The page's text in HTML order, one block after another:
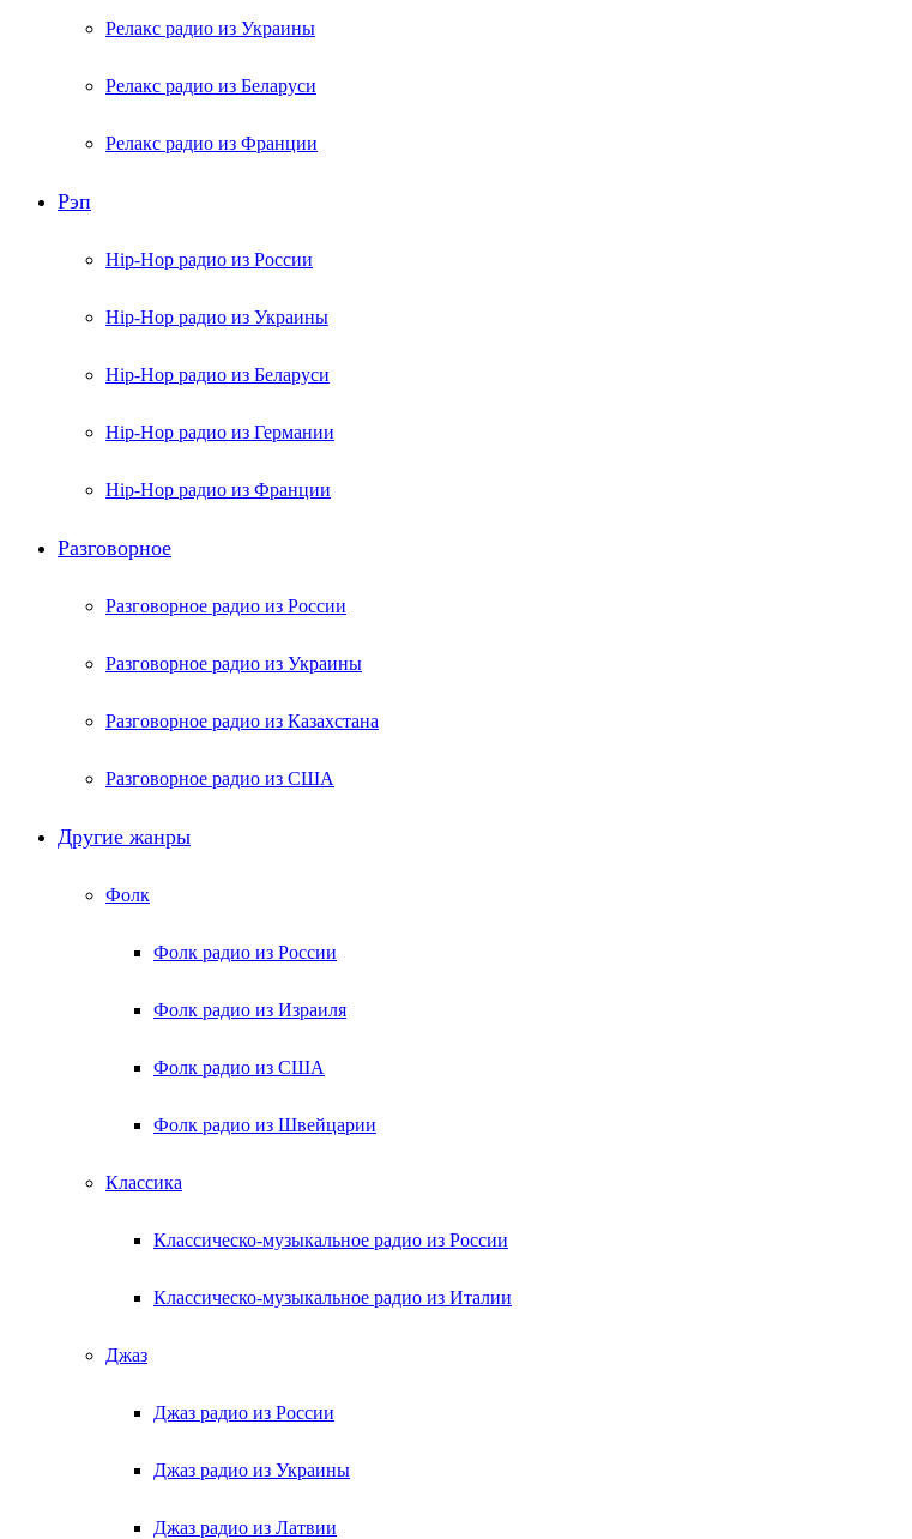
Релакс радио из Украины
Релакс радио из Беларуси
Релакс радио из Франции
Рэп
Hip-Hop радио из России
Hip-Hop радио из Украины
Hip-Hop радио из Беларуси
Hip-Hop радио из Германии
Hip-Hop радио из Франции
Разговорное
Разговорное радио из России
Разговорное радио из Украины
Разговорное радио из Казахстана
Разговорное радио из США
Другие жанры
Фолк
Фолк радио из России
Фолк радио из Израиля
Фолк радио из США
Фолк радио из Швейцарии
Классика
Классическо-музыкальное радио из России
Классическо-музыкальное радио из Италии
Джаз
Джаз радио из России
Джаз радио из Украины
Джаз радио из Латвии